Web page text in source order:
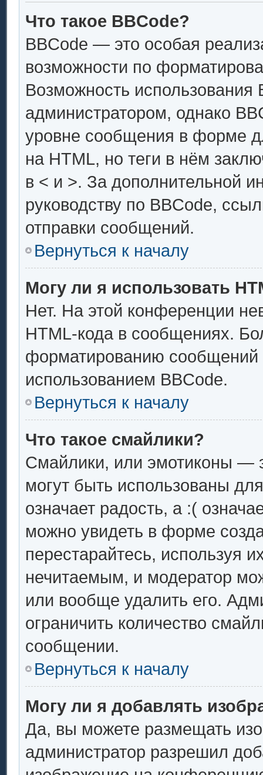
Что такое BBCode?
BBCode — это особая
возможности по
Возможность использования
администратором, однако
уровне сообщения в форме
на HTML, но теги в нём
в < и >. За дополнительной
руководству по BBCode,
отправки сообщений.
Вернуться к началу
Могу ли я использовать
Нет. На этой конференции
HTML-кода в сообщениях.
форматированию сообщений
использованием BBCode.
Вернуться к началу
Что такое смайлики?
Смайлики, или эмотиконы —
могут быть использованы
означает радость, а :(
можно увидеть в форме
перестарайтесь, используя
нечитаемым, и модератор
или вообще удалить его.
ограничить количество
сообщении.
Вернуться к началу
Могу ли я добавлять
Да, вы можете размещать
администратор разрешил